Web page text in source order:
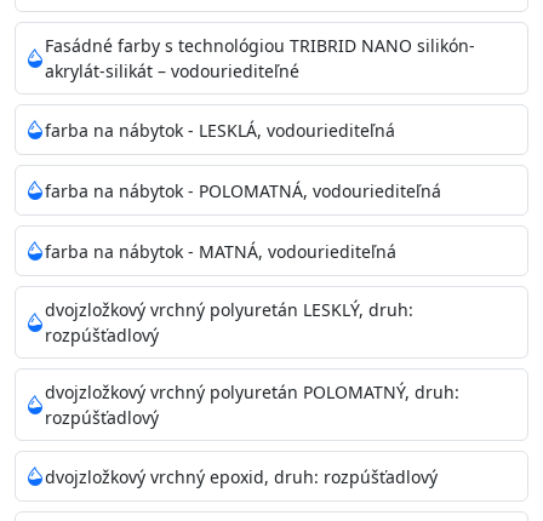
Fasádné farby s technológiou TRIBRID NANO silikón-
akrylát-silikát – vodouriediteľné
farba na nábytok - LESKLÁ, vodouriediteľná
farba na nábytok - POLOMATNÁ, vodouriediteľná
farba na nábytok - MATNÁ, vodouriediteľná
dvojzložkový vrchný polyuretán LESKLÝ, druh:
rozpúšťadlový
dvojzložkový vrchný polyuretán POLOMATNÝ, druh:
rozpúšťadlový
dvojzložkový vrchný epoxid, druh: rozpúšťadlový